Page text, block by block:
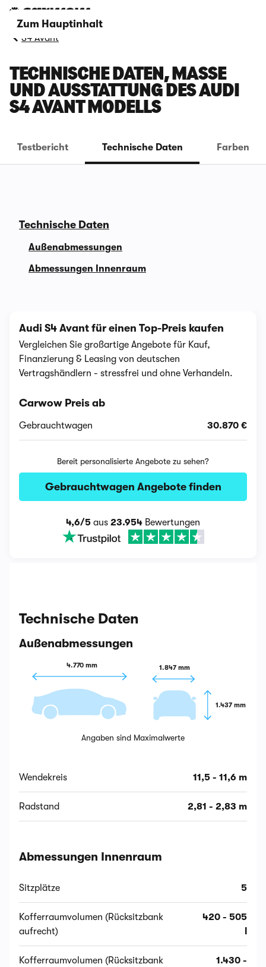
Zum Hauptinhalt
S4 Avant
TECHNISCHE DATEN, MASSE U
ND AUSSTATTUNG DES AUDI S
4 AVANT MODELLS
Testbericht Technische Daten Farben
Technische Daten
Außenabmessungen
Abmessungen Innenraum
Audi S4 Avant für einen Top-Preis kaufen
Vergleichen Sie großartige Angebote für Kauf,
Finanzierung & Leasing von deutschen
Vertragshändlern - stressfrei und ohne Verhandeln.
Carwow Preis ab
Gebrauchtwagen 30.870 €
Bereit personalisierte Angebote zu sehen?
Gebrauchtwagen Angebote finden
4,6/5 aus 23.954 Bewertungen
Technische Daten
Außenabmessungen
4.770 mm 1.847 mm
1.437 mm
Angaben sind Maximalwerte
Wendekreis 11,5 - 11,6 m
Radstand 2,81 - 2,83 m
Abmessungen Innenraum
Sitzplätze 5
Kofferraumvolumen (Rücksitzbank
aufrecht)
420 - 505
Kofferraumvolumen (Rücksitzbank
1.430 -